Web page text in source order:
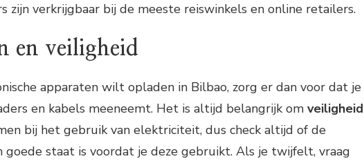
zijn verkrijgbaar bij de meeste reiswinkels en online retailers.
en veiligheid
apparaten wilt opladen in Bilbao, zorg er dan voor dat je
en kabels meeneemt. Het is altijd belangrijk om veiligheid
bij het gebruik van elektriciteit, dus check altijd of de
goede staat is voordat je deze gebruikt. Als je twijfelt, vraag